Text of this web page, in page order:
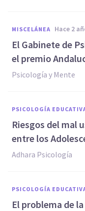
MISCELÁNEA hace 2
El Gabinete de
el premio
Psicología y Mente
PSICOLOGÍA
Riesgos del mal
entre los
Adhara Psicología
PSICOLOGÍA
El problema de